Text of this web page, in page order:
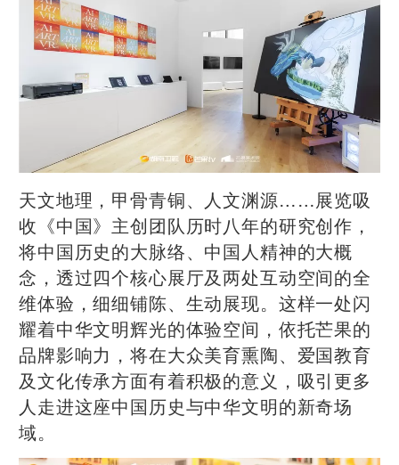
天文地理，甲骨青铜、人文渊源……展览吸
收《中国》主创团队历时八年的研究创作，
将中国历史的大脉络、中国人精神的大概
念，透过四个核心展厅及两处互动空间的全
维体验，细细铺陈、生动展现。这样一处闪
耀着中华文明辉光的体验空间，依托芒果的
品牌影响力，将在大众美育熏陶、爱国教育
及文化传承方面有着积极的意义，吸引更多
人走进这座中国历史与中华文明的新奇场
域。